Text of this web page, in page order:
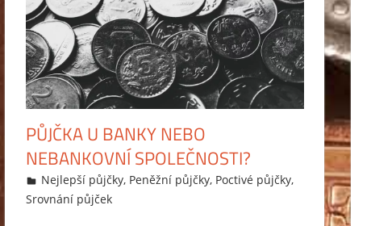
PŮJČKA U BANKY NEBO
NEBANKOVNÍ SPOLEČNOSTI?
23.1.2015
Markéta Svobodová
Nejlepší půjčky, Peněžní půjčky, Poctivé půjčky,
Srovnání půjček